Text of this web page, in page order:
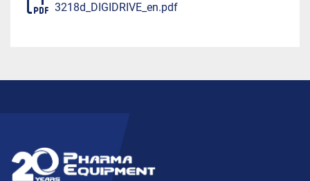
3218d_DIGIDRIVE_en.pdf